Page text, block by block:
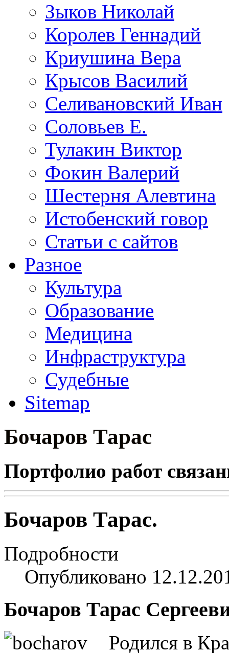
Зыков Николай
Королев Геннадий
Криушина Вера
Крысов Василий
Селивановский Иван
Соловьев Е.
Тулакин Виктор
Фокин Валерий
Шестерня Алевтина
Истобенский говор
Статьи с сайтов
Разное
Культура
Образование
Медицина
Инфраструктура
Судебные
Sitemap
Бочаров Тарас
Портфолио работ
Бочаров Тарас.
Подробности
Опубликовано
Бочаров Тарас
Родился в